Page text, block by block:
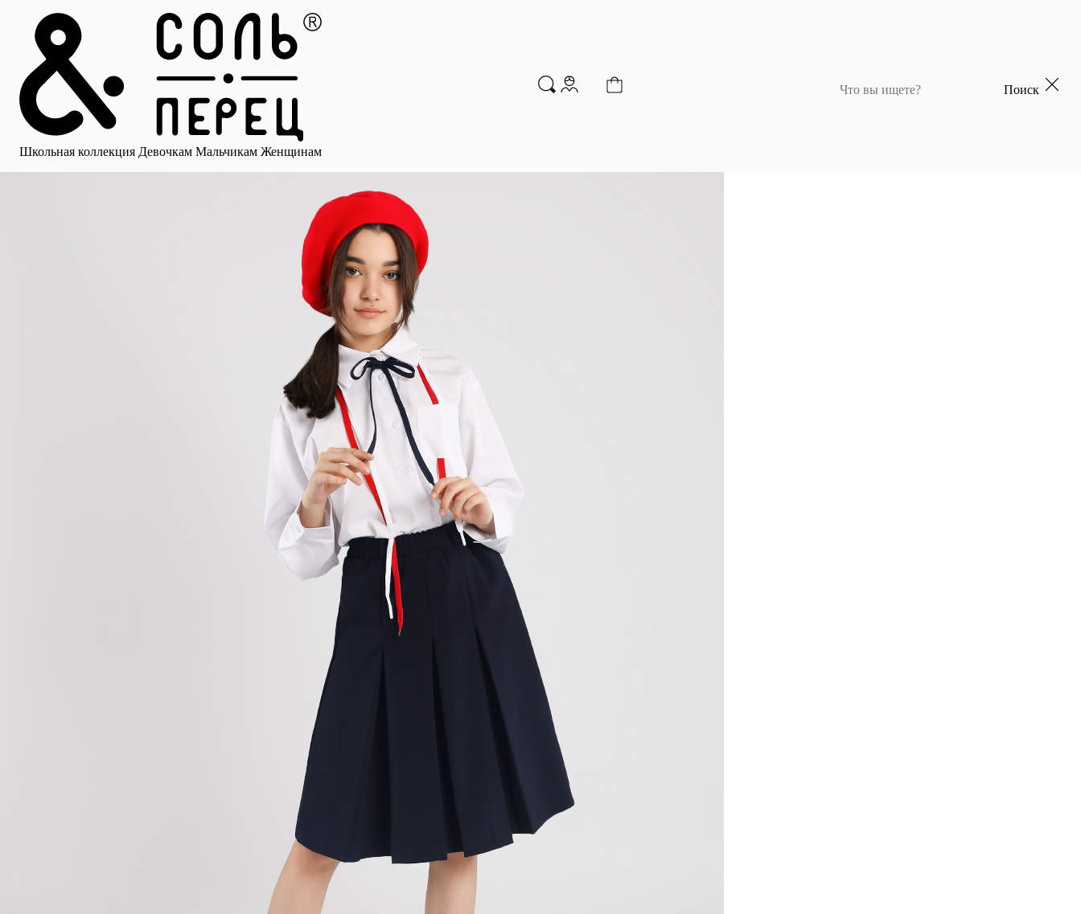
Школьная коллекция Девочкам Мальчикам Женщинам
Поиск
Главная
Каталог
Избранное
Профиль
Корзина
Школьная коллекция
Мальчикам Женщинам
Брюки для мальчиков
для девочек Носки Рубашки Платья и сарафаны Юбки